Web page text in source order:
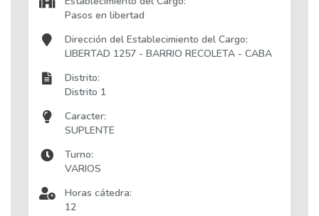
Pasos en libertad
Dirección del Establecimiento del Cargo:
LIBERTAD 1257 - BARRIO RECOLETA - CABA
Distrito:
Distrito 1
Caracter:
SUPLENTE
Turno:
VARIOS
Horas cátedra:
12